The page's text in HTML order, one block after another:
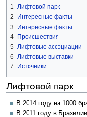
1 Лифтовой парк
2
Интересные факты
3
Интересные факты
4 Происшествия
5 Лифтовые ассоциации
6 Лифтовые выставки
7
Источники
Лифтовой парк
В 2014 году на 1000
В 2011 году в